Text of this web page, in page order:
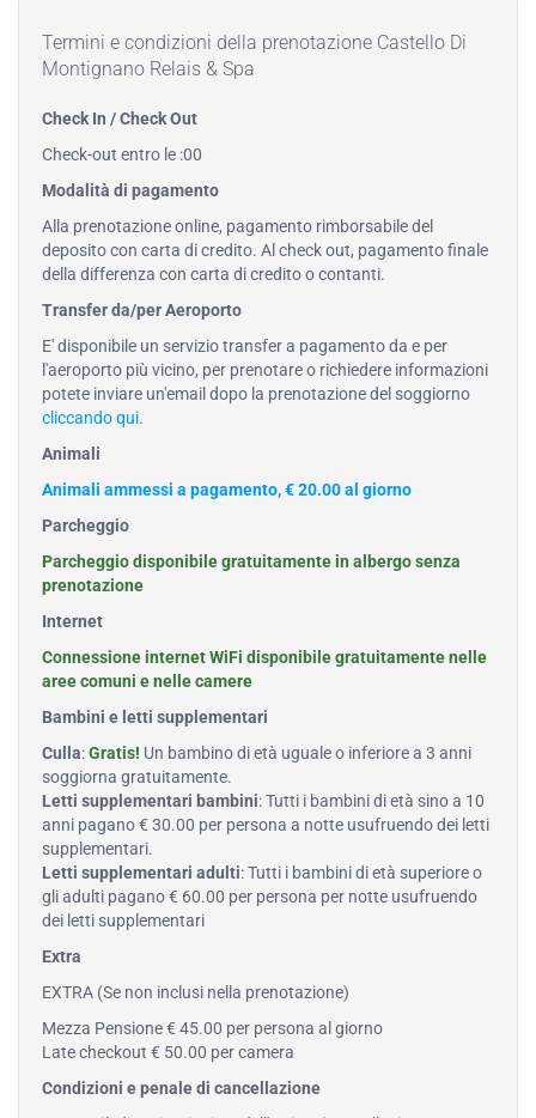
Termini e condizioni della prenotazione Castello Di
Montignano Relais & Spa
Check In / Check Out
Check-out entro le :00
Modalità di pagamento
Alla prenotazione online, pagamento rimborsabile del
deposito con carta di credito. Al check out, pagamento finale
della differenza con carta di credito o contanti.
Transfer da/per Aeroporto
E' disponibile un servizio transfer a pagamento da e per
l'aeroporto più vicino, per prenotare o richiedere informazioni
potete inviare un'email dopo la prenotazione del soggiorno
cliccando qui.
Animali
Animali ammessi a pagamento, € 20.00 al giorno
Parcheggio
Parcheggio disponibile gratuitamente in albergo senza
prenotazione
Internet
Connessione internet WiFi disponibile gratuitamente nelle
aree comuni e nelle camere
Bambini e letti supplementari
Culla:Gratis! Un bambino di età uguale o inferiore a 3 anni
soggiorna gratuitamente.
Letti supplementari bambini: Tutti i bambini di età sino a 10
anni pagano € 30.00 per persona a notte usufruendo dei letti
supplementari.
Letti supplementari adulti: Tutti i bambini di età superiore o
gli adulti pagano € 60.00 per persona per notte usufruendo
dei letti supplementari
Extra
EXTRA (Se non inclusi nella prenotazione)
Mezza Pensione € 45.00 per persona al giorno
Late checkout € 50.00 per camera
Condizioni e penale di cancellazione